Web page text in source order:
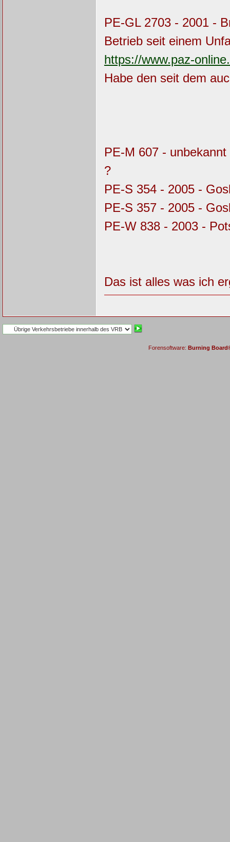
PE-GL 2703 - 2001 -
Betrieb seit einem
https://www.paz-
Habe den seit dem
PE-M 607 -
?
PE-S 354 - 2005 -
PE-S 357 - 2005 -
PE-W 838 - 2003 -
Das ist alles was ich
Forensoftware: Burning